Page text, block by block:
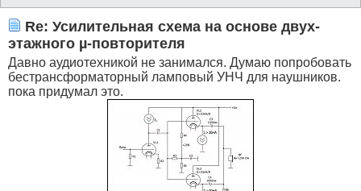
Re: Усилительная схема на основе двух-
этажного µ-повторителя
Давно аудиотехникой не занимался. Думаю попробовать
бестрансформаторный ламповый УНЧ для наушников.
пока придумал это.